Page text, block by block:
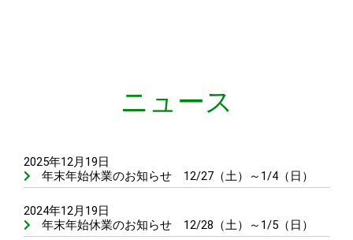
ニュース
2025年12月19日
年末年始休業のお知らせ 12/27（土）～1/4（日）
2024年12月19日
年末年始休業のお知らせ 12/28（土）～1/5（日）